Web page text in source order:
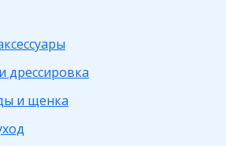
дрессировка
и щенка